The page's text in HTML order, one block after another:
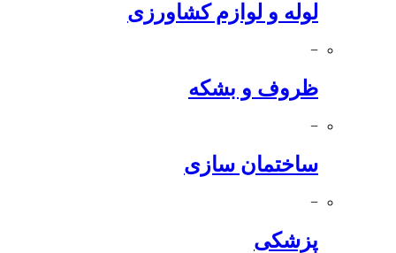
لوله و لوازم کشاورزی
−
ظروف و بشکه
−
ساختمان سازی
−
پزشکی